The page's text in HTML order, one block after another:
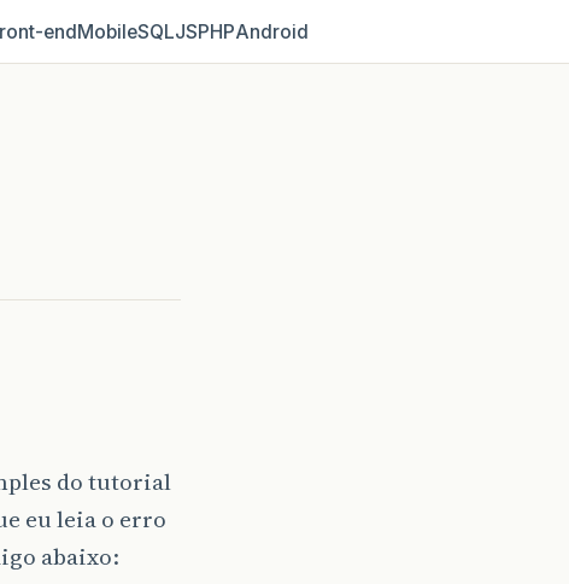
MobileSQLJSPHPAndroid
do tutorial
eu leia o erro
abaixo: